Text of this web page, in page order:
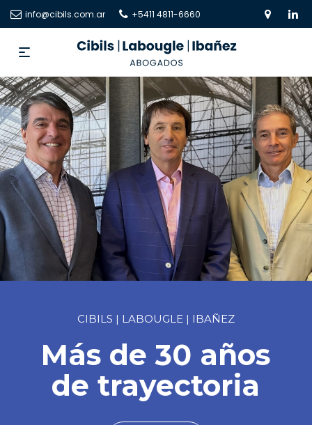
info@cibils.com.ar +5411 4811-6660
CIBILS | LABOUGLE | IBAÑEZ
Más de 30 años
de trayectoria